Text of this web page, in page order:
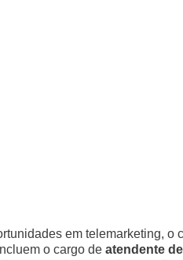
em telemarketing, o
o cargo de atendente